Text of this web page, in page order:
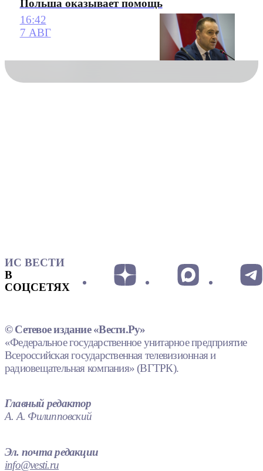
Польша оказывает помощь
16:42
7 АВГ
ИС ВЕСТИ
В
СОЦСЕТЯХ
© Сетевое издание «Вести.Ру»
«Федеральное государственное унитарное предприятие
Всероссийская государственная телевизионная и
радиовещательная компания» (ВГТРК).
Главный редактор
А. А. Филипповский
Эл. почта редакции
info@vesti.ru